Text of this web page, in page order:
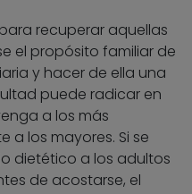
recuperar aquellas
el propósito familiar de
y hacer de ella una
puede radicar en
a los más
a los mayores. Si se
dietético a los adultos
de acostarse, el